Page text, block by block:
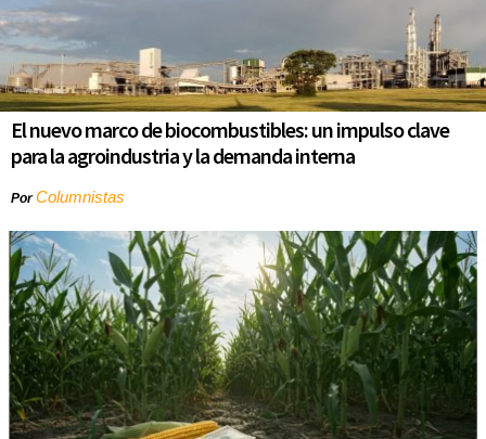
El nuevo marco de biocombustibles: un impulso clave
para la agroindustria y la demanda interna
PorColumnistas